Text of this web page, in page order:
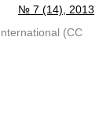
№ 7 (14), 2013
(CC